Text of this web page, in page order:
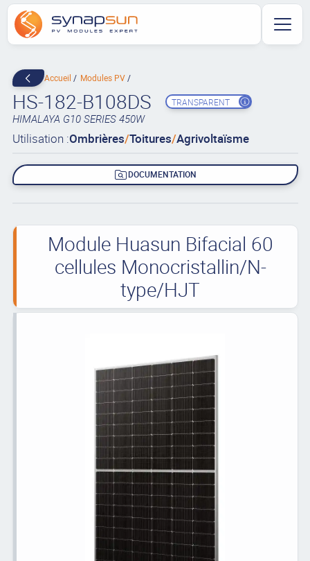
Accueil Modules PV
HS-182-B108DS TRANSPARENT
HIMALAYA G10 SERIES 450W
Utilisation :Ombrières/Toitures/Agrivoltaïsme
DOCUMENTATION
Module Huasun Bifacial 60
cellules Monocristallin/N-
type/HJT